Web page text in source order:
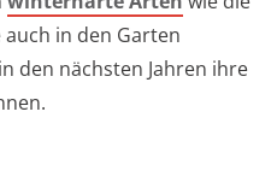
in den Garten
den nächsten Jahren ihre